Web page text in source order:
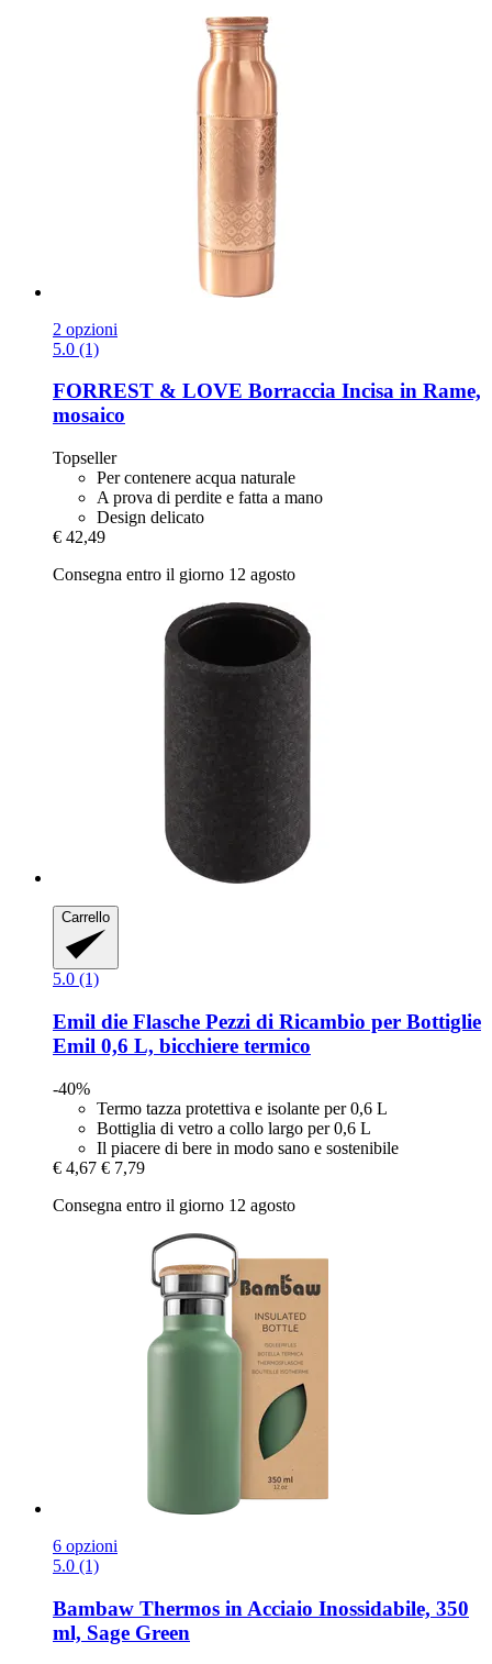
2 opzioni
5.0 (1)
FORREST & LOVE Borraccia Incisa in Rame,
mosaico
Topseller
Per contenere acqua naturale
A prova di perdite e fatta a mano
Design delicato
€ 42,49
Consegna entro il giorno 12 agosto
Carrello
5.0 (1)
Emil die Flasche Pezzi di Ricambio per Bottiglie
Emil 0,6 L, bicchiere termico
-40%
Termo tazza protettiva e isolante per 0,6 L
Bottiglia di vetro a collo largo per 0,6 L
Il piacere di bere in modo sano e sostenibile
€ 4,67 € 7,79
Consegna entro il giorno 12 agosto
6 opzioni
5.0 (1)
Bambaw Thermos in Acciaio Inossidabile, 350
ml, Sage Green